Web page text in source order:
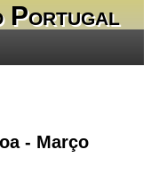
Portugal
- Março